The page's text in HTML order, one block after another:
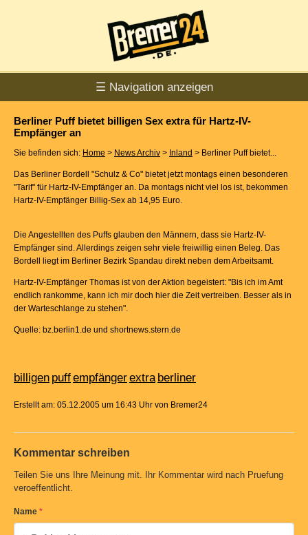
☰ Navigation anzeigen
Berliner Puff bietet billigen Sex extra für Hartz-IV-
Empfänger an
Sie befinden sich: Home > News Archiv > Inland > Berliner Puff bietet...
Das Berliner Bordell "Schulz & Co" bietet jetzt montags einen besonderen
"Tarif" für Hartz-IV-Empfänger an. Da montags nicht viel los ist, bekommen
Hartz-IV-Empfänger Billig-Sex ab 14,95 Euro.
Die Angestellten des Puffs glauben den Männern, dass sie Hartz-IV-
Empfänger sind. Allerdings zeigen sehr viele freiwillig einen Beleg. Das
Bordell liegt im Berliner Bezirk Spandau direkt neben dem Arbeitsamt.
Hartz-IV-Empfänger Thomas ist von der Aktion begeistert: "Bis ich im Amt
endlich rankomme, kann ich mir doch hier die Zeit vertreiben. Besser als in
der Warteschlange zu stehen".
Quelle: bz.berlin1.de und shortnews.stern.de
billigen puffempfängerextra berliner
Erstellt am: 05.12.2005 um 16:43 Uhr von Bremer24
Kommentar schreiben
Teilen Sie uns Ihre Meinung mit. Ihr Kommentar wird nach Pruefung
veroeffentlicht.
Name *